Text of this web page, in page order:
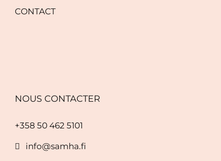
CONTACT
NOUS CONTACTER
+358 50 462 5101
info@samha.fi